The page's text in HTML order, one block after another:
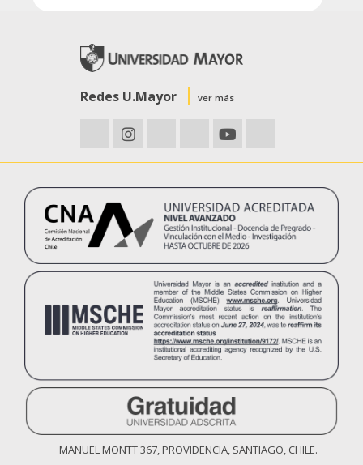
Redes U.Mayor ver más
MANUEL MONTT 367, PROVIDENCIA, SANTIAGO, CHILE.